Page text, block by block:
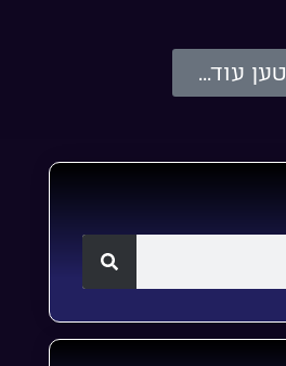
טען עוד...